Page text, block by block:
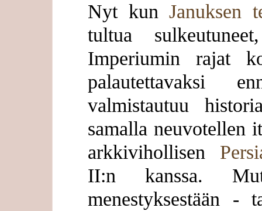
Nyt kunJanuksen
tultua
Imperiumin rajat
palautettavaksi
valmistautuu
samalla neuvotellen
arkkivihollisen
II:n kanssa.
menestyksestään